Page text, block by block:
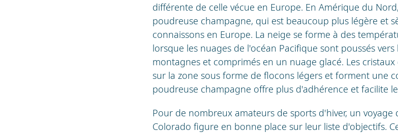
différente de celle vécue en Europe. En Amérique du
poudreuse champagne, qui est beaucoup plus légère et
connaissons en Europe. La neige se forme à des
lorsque les nuages de l'océan Pacifique sont poussés
montagnes et comprimés en un nuage glacé. Les
sur la zone sous forme de flocons légers et forment une
poudreuse champagne offre plus d'adhérence et facilite
Pour de nombreux amateurs de sports d'hiver, un voyage
Colorado figure en bonne place sur leur liste d'objectifs.